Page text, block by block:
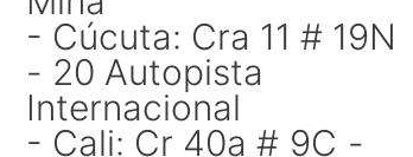
- Cúcuta: Cra 11 # 19N
- 20 Autopista
Internacional
- Cali: Cr 40a # 9C -